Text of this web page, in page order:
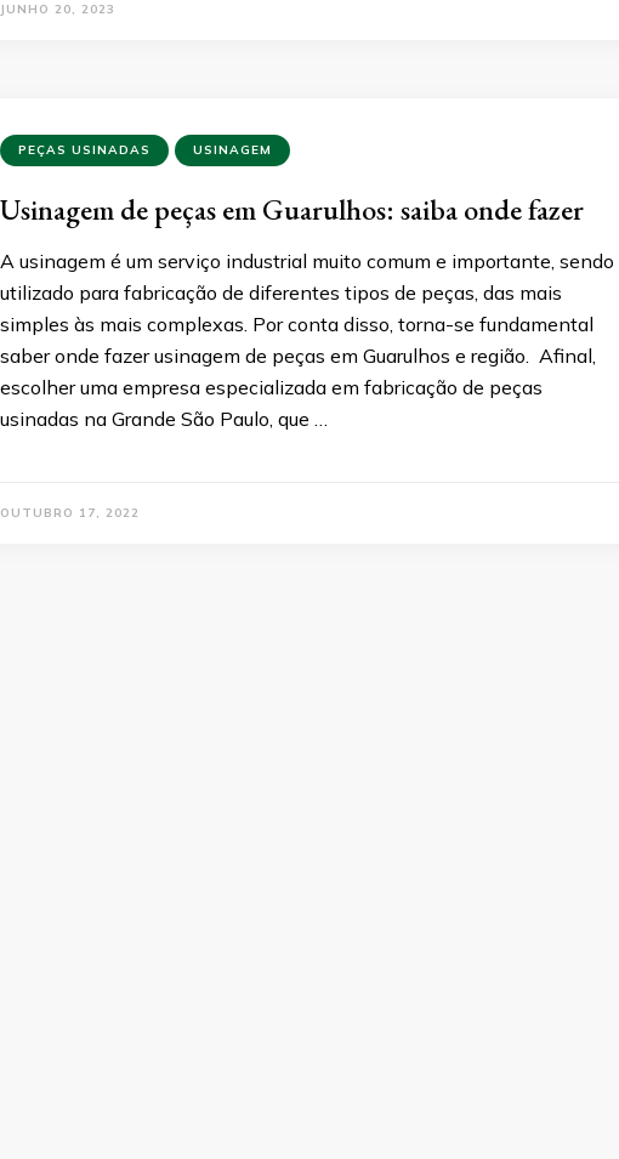
JUNHO 20, 2023
PEÇAS USINADAS USINAGEM
Usinagem de peças em Guarulhos: saiba onde fazer
A usinagem é um serviço industrial muito comum e importante, sendo
utilizado para fabricação de diferentes tipos de peças, das mais
simples às mais complexas. Por conta disso, torna-se fundamental
saber onde fazer usinagem de peças em Guarulhos e região. Afinal,
escolher uma empresa especializada em fabricação de peças
usinadas na Grande São Paulo, que …
OUTUBRO 17, 2022